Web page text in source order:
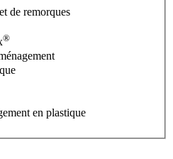
de remorques
®
en plastique